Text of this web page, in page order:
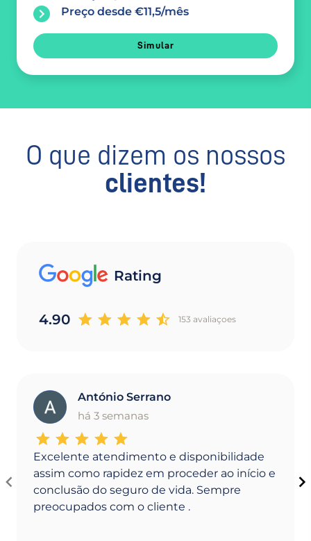
Preço desde €11,5/mês
Simular
O que dizem os nossos
clientes!
Rating
4.90 153 avaliaçoes
A
António Serrano
há 3 semanas
Excelente atendimento e disponibilidade
assim como rapidez em proceder ao início e
conclusão do seguro de vida. Sempre
preocupados com o cliente .